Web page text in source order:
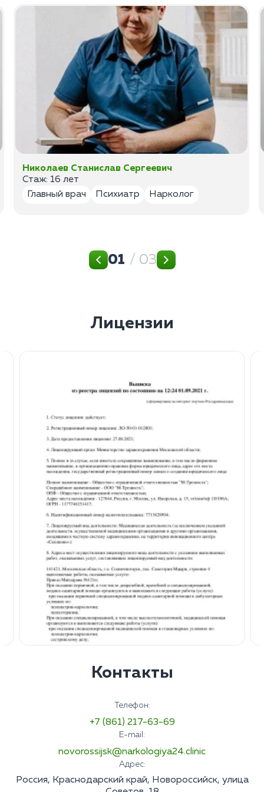
Николаев Станислав Сергеевич
Стаж: 16 лет
Главный врач
Психиатр Нарколог
01 / 03
Лицензии
Контакты
Телефон:
+7 (861) 217-63-69
E-mail:
novorossijsk@narkologiya24.clinic
Адрес:
Россия, Краснодарский край, Новороссийск, улица